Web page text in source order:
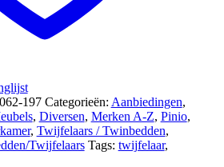
197 Categorieën: Aanbiedingen,
, Diversen, Merken A-Z, Pinio,
, Twijfelaars / Twinbedden,
Twijfelaars Tags: twijfelaar,